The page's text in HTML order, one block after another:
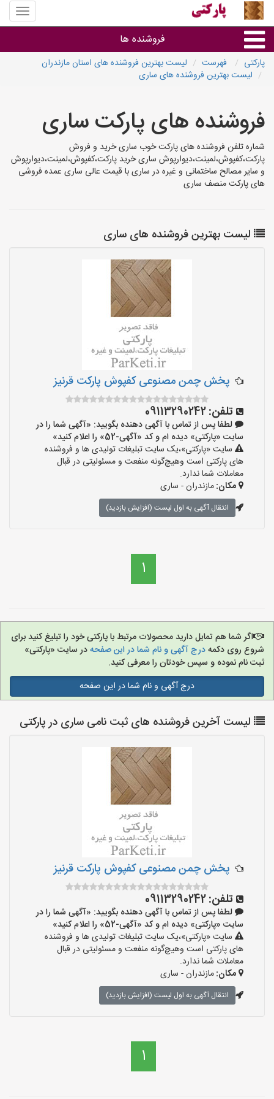
منوی
سایت
فروشنده ها
گروه ها
استان ها
پارکتی فهرست
لیست بهترین فروشنده های استان مازندران
لیست بهترین فروشنده های ساری
فروشنده های پارکت ساری
شماره تلفن فروشنده های پارکت خوب ساری خرید و فروش
پارکت،کفپوش،لمینت،دیوارپوش ساری خرید پارکت،کفپوش،لمینت،دیوارپوش
و سایر مصالح ساختمانی و غیره در ساری با قیمت عالی ساری عمده فروشی
های پارکت منصف ساری
لیست بهترین فروشنده های ساری
پخش چمن مصنوعی کفپوش پارکت قرنیز
تلفن:09113290242
لطفا پس از تماس با آگهی دهنده بگویید: «آگهی شما را در
سایت «پارکتی» دیده ام و کد «آگهی-52» را اعلام کنید»
سایت «پارکتی»،یک سایت تبلیغات تولیدی ها و فروشنده
های پارکتی است وهیچ‌گونه منفعت و مسئولیتی در قبال
معاملات شما ندارد.
مکان:مازندران - ساری
انتقال آگهی به اول لیست (افزایش بازدید)
1
اگر شما هم تمایل دارید محصولات مرتبط با پارکتی خود را تبلیغ کنید برای
شروع روی دکمهدرج آگهی و نام شما در این صفحهدر سایت «پارکتی»
ثبت نام نموده و سپس خودتان را معرفی کنید.
درج آگهی و نام شما در این صفحه
لیست آخرین فروشنده های ثبت نامی ساری در پارکتی
پخش چمن مصنوعی کفپوش پارکت قرنیز
تلفن:09113290242
لطفا پس از تماس با آگهی دهنده بگویید: «آگهی شما را در
سایت «پارکتی» دیده ام و کد «آگهی-52» را اعلام کنید»
سایت «پارکتی»،یک سایت تبلیغات تولیدی ها و فروشنده
های پارکتی است وهیچ‌گونه منفعت و مسئولیتی در قبال
معاملات شما ندارد.
مکان:مازندران - ساری
انتقال آگهی به اول لیست (افزایش بازدید)
1